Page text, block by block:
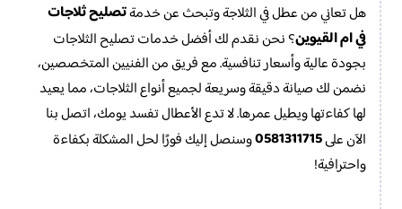
هل تعاني من عطل في الثلاجة وتبحث عن خدمةتصليح ثلاجات
في ام القيوين؟ نحن نقدم لك أفضل خدمات تصليح الثلاجات
بجودة عالية وأسعار تنافسية. مع فريق من الفنيين المتخصصين،
نضمن لك صيانة دقيقة وسريعة لجميع أنواع الثلاجات، مما يعيد
لها كفاءتها ويطيل عمرها. لا تدع الأعطال تفسد يومك، اتصل بنا
الآن على0581311715وسنصل إليك فورًا لحل المشكلة بكفاءة
واحترافية!